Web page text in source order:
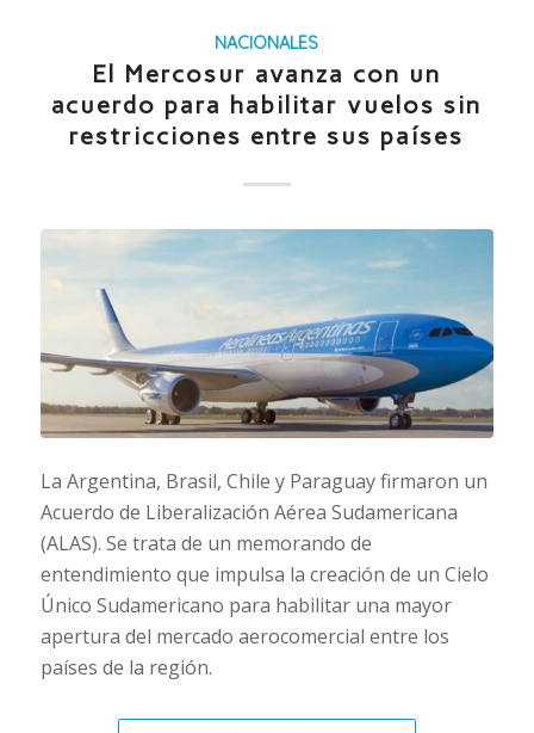
NACIONALES
El Mercosur avanza con un
acuerdo para habilitar vuelos sin
restricciones entre sus países
La Argentina, Brasil, Chile y Paraguay firmaron un
Acuerdo de Liberalización Aérea Sudamericana
(ALAS). Se trata de un memorando de
entendimiento que impulsa la creación de un Cielo
Único Sudamericano para habilitar una mayor
apertura del mercado aerocomercial entre los
países de la región.